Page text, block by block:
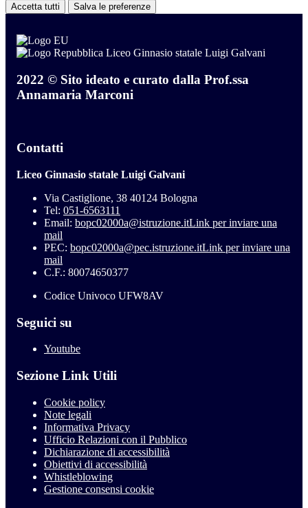
Accetta tutti Salva le preferenze
Liceo Ginnasio statale Luigi Galvani
2022 © Sito ideato e curato dalla Prof.ssa
Annamaria Marconi
Contatti
Liceo Ginnasio statale Luigi Galvani
Via Castiglione, 38 40124 Bologna
Tel: 051-6563111
Email: bopc02000a@istruzione.itLink per inviare una
mail
PEC: bopc02000a@pec.istruzione.itLink per inviare una
mail
C.F.: 80074650377
Codice Univoco UFW8AV
Seguici su
Youtube
Sezione Link Utili
Cookie policy
Note legali
Informativa Privacy
Ufficio Relazioni con il Pubblico
Dichiarazione di accessibilità
Obiettivi di accessibilità
Whistleblowing
Gestione consensi cookie